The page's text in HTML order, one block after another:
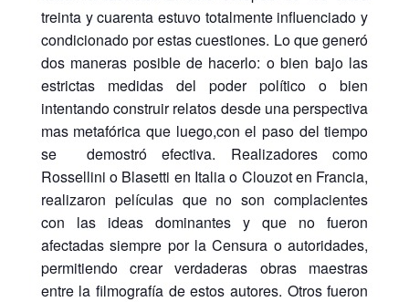
treinta y cuarenta estuvo totalmente influenciado y
condicionado por estas cuestiones. Lo que generó
dos maneras posible de hacerlo: o bien bajo las
estrictas medidas del poder político o bien
intentando construir relatos desde una perspectiva
mas metafórica que luego,con el paso del tiempo
se demostró efectiva. Realizadores como
Rossellini o Blasetti en Italia o Clouzot en Francia,
realizaron películas que no son complacientes
con las ideas dominantes y que no fueron
afectadas siempre por la Censura o autoridades,
permitiendo crear verdaderas obras maestras
entre la filmografía de estos autores. Otros fueron